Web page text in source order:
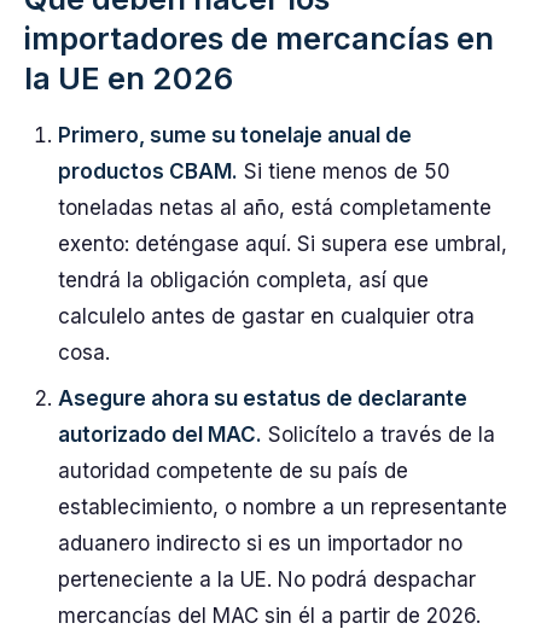
importadores de mercancías en
la UE en 2026
Primero, sume su tonelaje anual de
productos CBAM. Si tiene menos de 50
toneladas netas al año, está completamente
exento: deténgase aquí. Si supera ese umbral,
tendrá la obligación completa, así que
calculelo antes de gastar en cualquier otra
cosa.
Asegure ahora su estatus de declarante
autorizado del MAC. Solicítelo a través de la
autoridad competente de su país de
establecimiento, o nombre a un representante
aduanero indirecto si es un importador no
perteneciente a la UE. No podrá despachar
mercancías del MAC sin él a partir de 2026.